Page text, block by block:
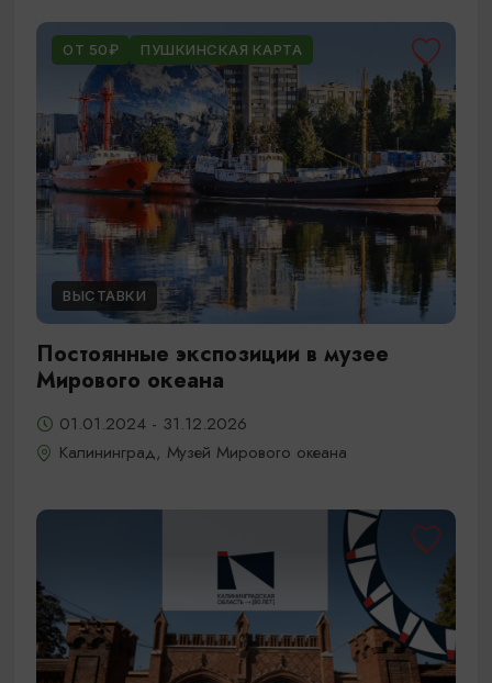
ОТ 50₽ ПУШКИНСКАЯ КАРТА
ВЫСТАВКИ
Постоянные экспозиции в музее
Мирового океана
01.01.2024 - 31.12.2026
Калининград, Музей Мирового океана